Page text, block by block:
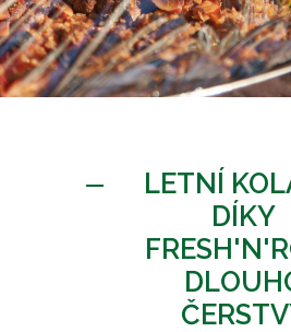
LETNÍ
DÍKY